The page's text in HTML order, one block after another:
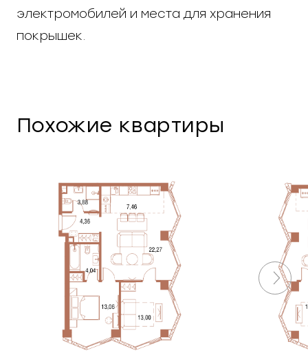
электромобилей и места для хранения
покрышек.
Похожие квартиры